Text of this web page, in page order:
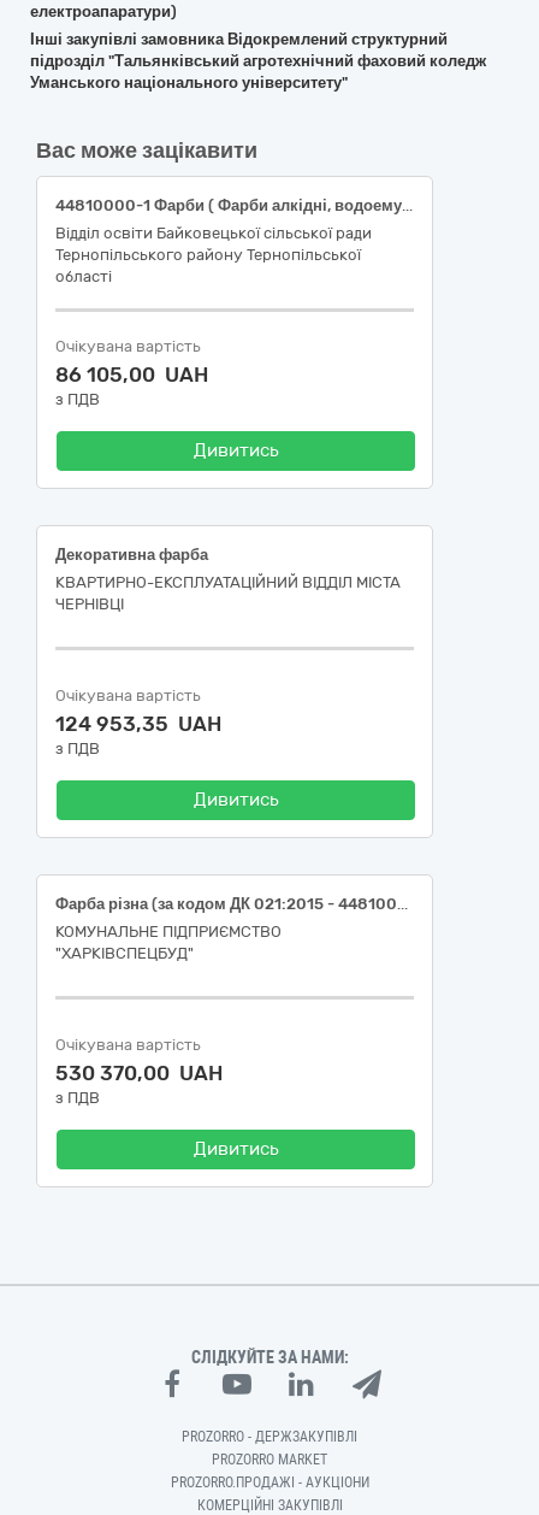
електроапаратури)
Інші закупівлі замовника Відокремлений структурний
підрозділ "Тальянківський агротехнічний фаховий коледж
Уманського національного університету"
Вас може зацікавити
44810000-1 Фарби ( Фарби алкідні, водоемульсія )
Відділ освіти Байковецької сільської ради
Тернопільського району Тернопільської
області
Очікувана вартість
86 105,00 UAH
з ПДВ
Дивитись
Декоративна фарба
КВАРТИРНО-ЕКСПЛУАТАЦІЙНИЙ ВІДДІЛ МІСТА
ЧЕРНІВЦІ
Очікувана вартість
124 953,35 UAH
з ПДВ
Дивитись
Фарба різна (за кодом ДК 021:2015 - 44810000-1 «Фарби»)
КОМУНАЛЬНЕ ПІДПРИЄМСТВО
"ХАРКІВСПЕЦБУД"
Очікувана вартість
530 370,00 UAH
з ПДВ
Дивитись
СЛІДКУЙТЕ ЗА НАМИ:
PROZORRO - ДЕРЖЗАКУПІВЛІ
PROZORRO MARKET
PROZORRO.ПРОДАЖІ - АУКЦІОНИ
КОМЕРЦІЙНІ ЗАКУПІВЛІ